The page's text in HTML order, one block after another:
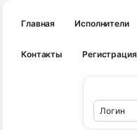
Главная Исполнители
Контакты Регистрация